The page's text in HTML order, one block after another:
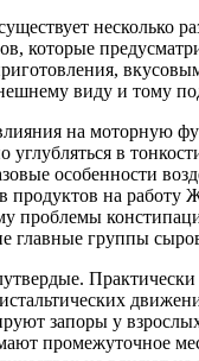
несколько
которые
виду и тому
на моторную
в
особенности
продуктов на работу
проблемы
главные группы
запоры у
промежуточное